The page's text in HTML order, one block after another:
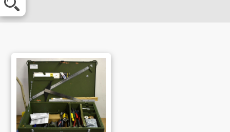
買取方法
買取アイテム
お客様の声